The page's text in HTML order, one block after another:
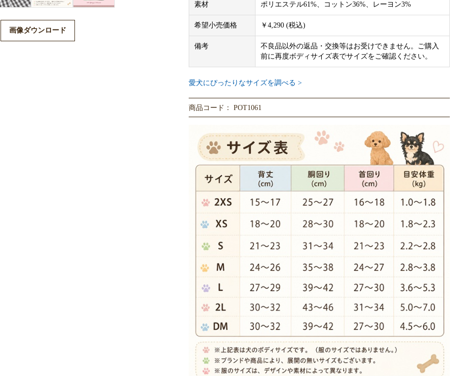
画像ダウンロード
素材 ポリエステル61%、コットン36%、レーヨン3%
希望小売価格 ￥4,290 (税込)
備考
不良品以外の返品・交換等はお受けできません。ご購入
前に再度ボディサイズ表でサイズをご確認ください。
愛犬にぴったりなサイズを調べる >
商品コード： POT1061